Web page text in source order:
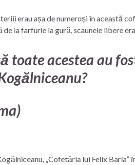
erau așa de numeroși în această
de la farfurie la gură, scaunele libere
toate acestea au
„Cofetăria lui Felix Barla”